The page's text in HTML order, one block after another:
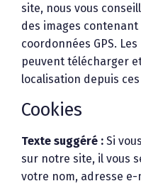
site, nous vous
des images contenant
coordonnées GPS.
peuvent télécharger
localisation depuis
Cookies
Texte suggéré :Si
sur notre site, il vous
votre nom, adresse